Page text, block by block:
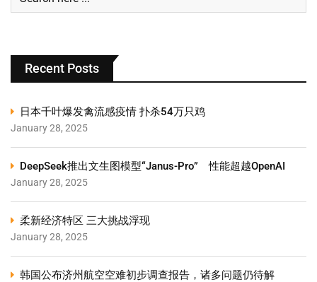
Recent Posts
日本千叶爆发禽流感疫情 扑杀54万只鸡
January 28, 2025
DeepSeek推出文生图模型“Janus-Pro” 性能超越OpenAI
January 28, 2025
柔新经济特区 三大挑战浮现
January 28, 2025
韩国公布济州航空空难初步调查报告，诸多问题仍待解